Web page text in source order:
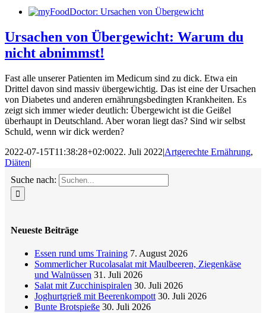
Ursachen von Übergewicht: Warum du
nicht abnimmst!
Fast alle unserer Patienten im Medicum sind zu dick. Etwa ein
Drittel davon sind massiv übergewichtig. Das ist eine der Ursachen
von Diabetes und anderen ernährungsbedingten Krankheiten. Es
zeigt sich immer wieder deutlich: Übergewicht ist die Geißel
überhaupt in Deutschland. Aber woran liegt das? Sind wir selbst
Schuld, wenn wir dick werden?
2022-07-15T11:38:28+02:0022. Juli 2022|Artgerechte Ernährung,
Diäten|
Suche nach:
Neueste Beiträge
Essen rund ums Training 7. August 2026
Sommerlicher Rucolasalat mit Maulbeeren, Ziegenkäse
und Walnüssen 31. Juli 2026
Salat mit Zucchinispiralen 30. Juli 2026
Joghurtgrieß mit Beerenkompott 30. Juli 2026
Bunte Brotspieße 30. Juli 2026